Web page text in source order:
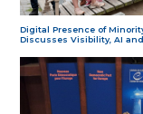
Digital Presence of
Discusses Visibility, AI